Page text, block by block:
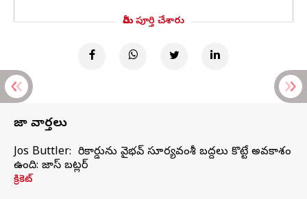
మీరు పూర్తి చేశారు
తాజా వార్తలు
Jos Buttler: నా రికార్డును వైభవ్ సూర్యవంశీ బద్దలు కొట్టే అవకాశం
ఉంది: జాస్ బట్లర్
క్రికెట్